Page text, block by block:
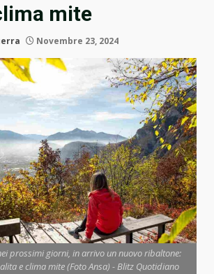
mite
Novembre 23, 2024
prossimi giorni, in arrivo un nuovo ribaltone:
e clima mite (Foto Ansa) - Blitz Quotidiano